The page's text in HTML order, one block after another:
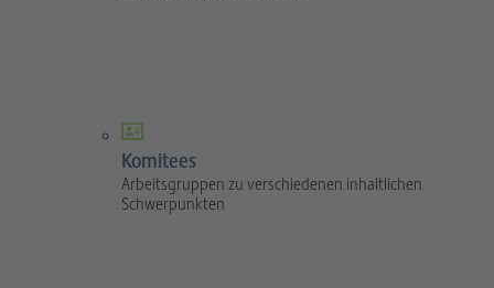
Komitees
Arbeitsgruppen zu verschiedenen inhaltlichen
Schwerpunkten